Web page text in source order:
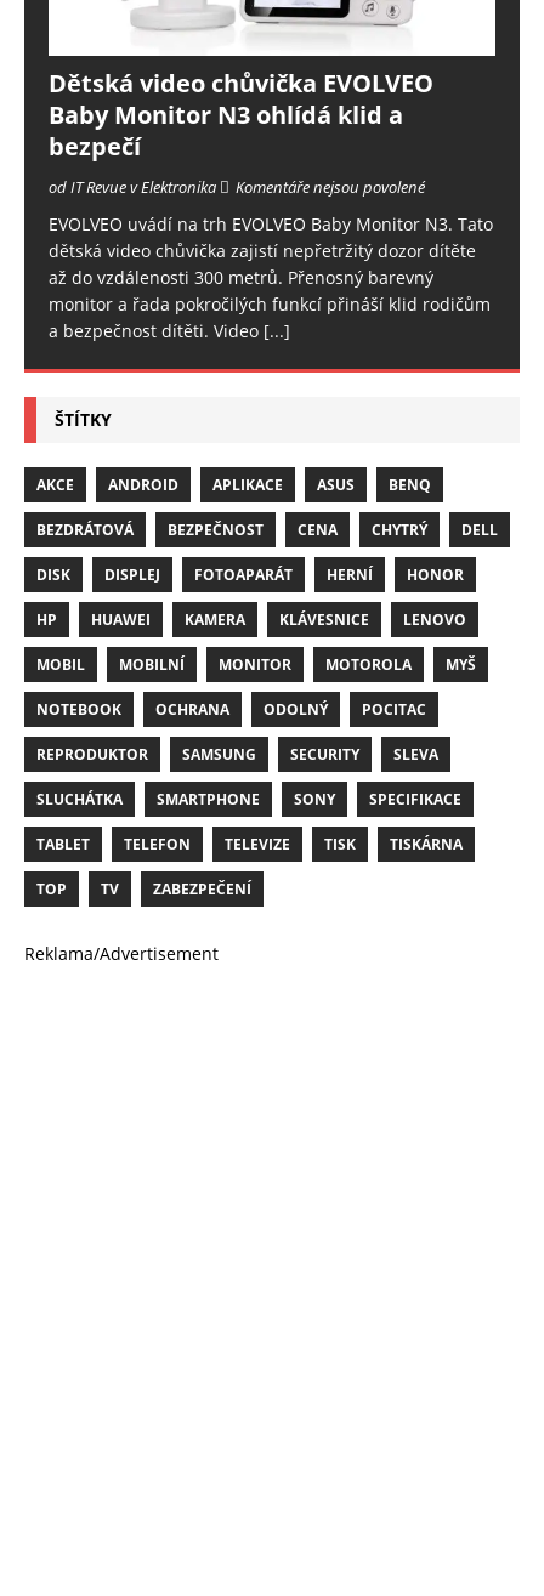
Dětská video chůvička EVOLVEO
Baby Monitor N3 ohlídá klid a
bezpečí
od IT Revue v Elektronika Komentáře nejsou povolené
EVOLVEO uvádí na trh EVOLVEO Baby Monitor N3. Tato
dětská video chůvička zajistí nepřetržitý dozor dítěte
až do vzdálenosti 300 metrů. Přenosný barevný
monitor a řada pokročilých funkcí přináší klid rodičům
a bezpečnost dítěti. Video [...]
ŠTÍTKY
AKCE ANDROID APLIKACE ASUS BENQ
BEZDRÁTOVÁ BEZPEČNOST CENA CHYTRÝ DELL
DISK DISPLEJ FOTOAPARÁT HERNÍ HONOR
HP HUAWEI KAMERA KLÁVESNICE LENOVO
MOBIL MOBILNÍ MONITOR MOTOROLA MYŠ
NOTEBOOK OCHRANA ODOLNÝ POCITAC
REPRODUKTOR SAMSUNG SECURITY SLEVA
SLUCHÁTKA SMARTPHONE SONY SPECIFIKACE
TABLET TELEFON TELEVIZE TISK TISKÁRNA
TOP TV ZABEZPEČENÍ
Reklama/Advertisement